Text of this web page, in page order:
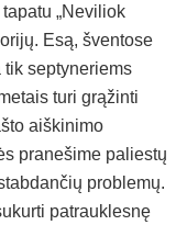
„Neviliok
Esą, šventose
tik septyneriems
turi grąžinti
aiškinimo
pranešime paliestų
problemų.
patrauklesnę